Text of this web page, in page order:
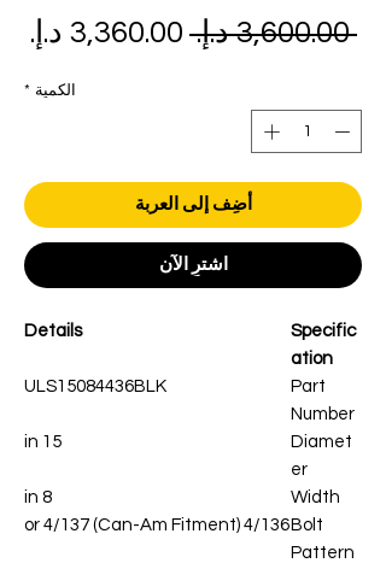
‏3,600.00 د.إ.‏
سعر
الكمية *
أضِف إلى العربة
اشترِ الآن
Specific
ation
Details
Part
Number
ULS15084436BLK
Diamet
er
15 in
Width
8 in
Bolt
Pattern
4/136 or 4/137 (Can-Am Fitment)